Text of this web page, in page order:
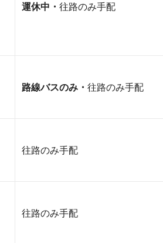
運休中・ 往路のみ手配
路線バスのみ・ 往路のみ手配
往路のみ手配
往路のみ手配